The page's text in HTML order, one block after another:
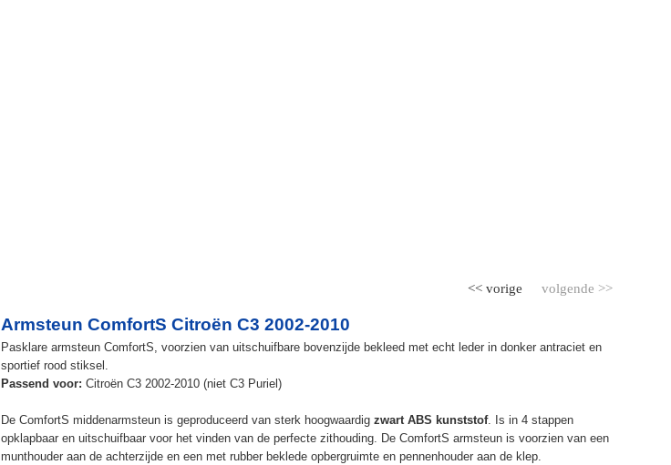
volgende >>
<< vorige
Armsteun ComfortS Citroën C3 2002-2010
Pasklare armsteun ComfortS, voorzien van uitschuifbare bovenzijde bekleed met echt leder in donker antraciet en
sportief rood stiksel.
Passend voor: Citroën C3 2002-2010 (niet C3 Puriel)
De ComfortS middenarmsteun is geproduceerd van sterk hoogwaardig zwart ABS kunststof. Is in 4 stappen
opklapbaar en uitschuifbaar voor het vinden van de perfecte zithouding. De ComfortS armsteun is voorzien van een
munthouder aan de achterzijde en een met rubber beklede opbergruimte en pennenhouder aan de klep.